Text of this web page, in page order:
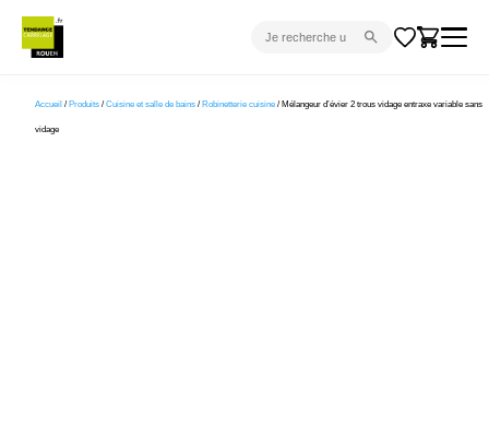
CARRELAGE EXTÉRIEUR
Accueil / Produits / Cuisine et salle de bains / Robinetterie cuisine / Mélangeur d’évier 2 trous vidage entraxe variable sans
vidage